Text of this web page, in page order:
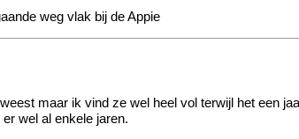
weg vlak bij de Appie
maar ik vind ze wel heel vol terwijl het een
wel al enkele jaren.